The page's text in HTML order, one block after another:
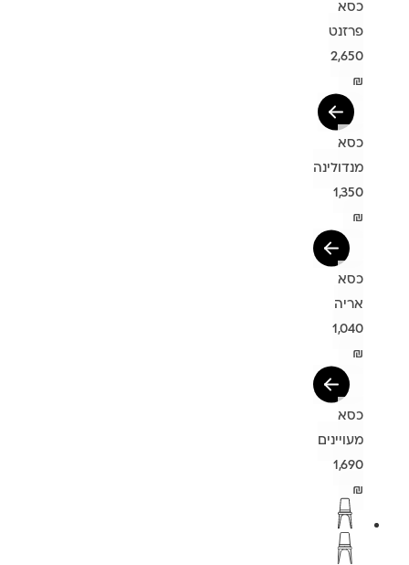
כסא
פרזנט
2,650
₪
כסא
מנדולינה
1,350
₪
כסא
אריה
1,040
₪
כסא
מעויינים
1,690
₪